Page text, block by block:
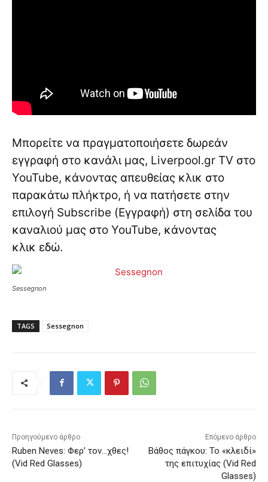
Μπορείτε να πραγματοποιήσετε δωρεάν
εγγραφή στο κανάλι μας, Liverpool.gr TV στο
YouTube, κάνοντας απευθείας κλικ στο
παρακάτω πλήκτρο, ή να πατήσετε στην
επιλογή Subscribe (Εγγραφή) στη σελίδα του
καναλιού μας στο YouTube, κάνοντας
κλικ εδώ.
Sessegnon
TAGS Sessegnon
Προηγούμενο άρθρο
Ruben Neves: Φερ’ τον…χθες!
(Vid Red Glasses)
Επόμενο άρθρο
Βάθος πάγκου: Το «κλειδί»
της επιτυχίας (Vid Red
Glasses)